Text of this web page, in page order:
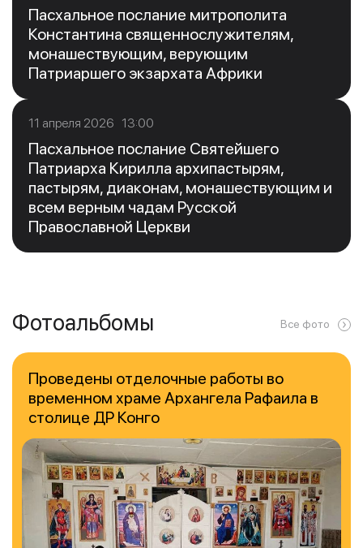
Пасхальное послание митрополита
Константина священнослужителям,
монашествующим, верующим
Патриаршего экзархата Африки
11 апреля 2026 13:00
Пасхальное послание Святейшего
Патриарха Кирилла архипастырям,
пастырям, диаконам, монашествующим и
всем верным чадам Русской
Православной Церкви
Фотоальбомы Все фото
Проведены отделочные работы во
временном храме Архангела Рафаила в
столице ДР Конго